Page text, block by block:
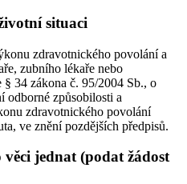
situaci
zdravotnického povolání a
zubního lékaře nebo
34 zákona č. 95/2004 Sb., o
odborné způsobilosti a
zdravotnického povolání
ve znění pozdějších předpisů.
jednat (podat žádost